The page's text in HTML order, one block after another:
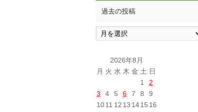
過去の投稿
過
去
2026年8月
月 火 水 木 金 土 日
1
2
3
4 5 6 7 8
9
1011 12 13 1415 16